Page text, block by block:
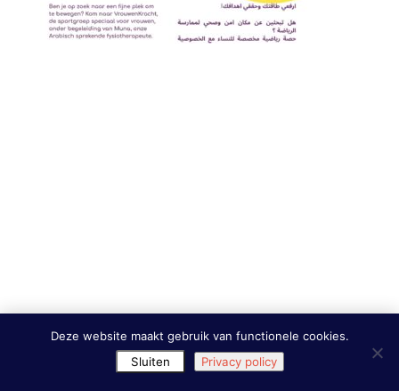
Deze website maakt gebruik van functionele cookies.
Sluiten
Privacy policy